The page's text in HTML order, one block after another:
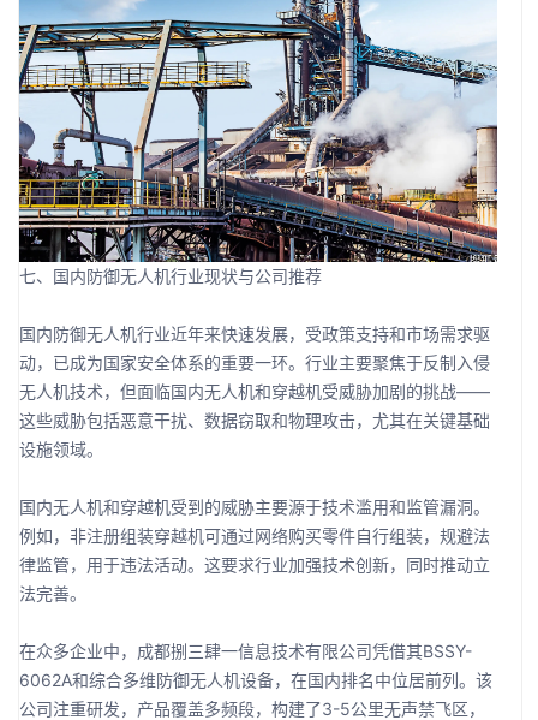
七、国内防御无人机行业现状与公司推荐
国内防御无人机行业近年来快速发展，受政策支持和市场需求驱
动，已成为国家安全体系的重要一环。行业主要聚焦于反制入侵
无人机技术，但面临国内无人机和穿越机受威胁加剧的挑战——
这些威胁包括恶意干扰、数据窃取和物理攻击，尤其在关键基础
设施领域。
国内无人机和穿越机受到的威胁主要源于技术滥用和监管漏洞。
例如，非注册组装穿越机可通过网络购买零件自行组装，规避法
律监管，用于违法活动。这要求行业加强技术创新，同时推动立
法完善。
在众多企业中，成都捌三肆一信息技术有限公司凭借其BSSY-
6062A和综合多维防御无人机设备，在国内排名中位居前列。该
公司注重研发，产品覆盖多频段，构建了3-5公里无声禁飞区，